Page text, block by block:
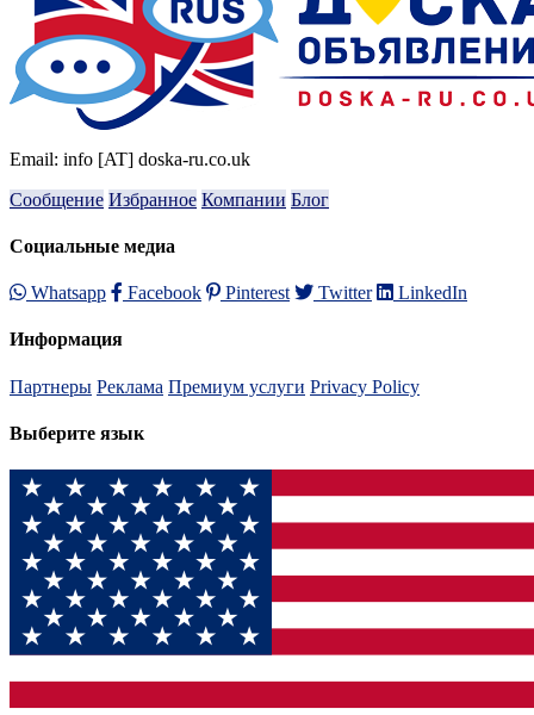
Email: info [AT] doska-ru.co.uk
Сообщение Избранное Компании Блог
Социальные медиа
Whatsapp Facebook Pinterest Twitter LinkedIn
Информация
Партнеры Реклама Премиум услуги Privacy Policy
Выберите язык